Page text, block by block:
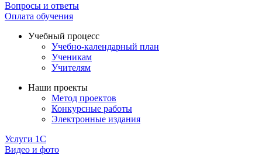
Вопросы и ответы
Оплата обучения
Учебный процесс
Учебно-календарный план
Ученикам
Учителям
Наши проекты
Метод проектов
Конкурсные работы
Электронные издания
Услуги 1C
Видео и фото